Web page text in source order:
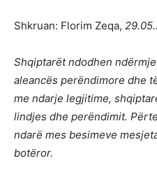
Shkruan: Florim Zeqa,
Shqiptarët ndodhen
aleancës perëndimore dhe
me ndarje legjitime,
lindjes dhe perëndimit.
ndarë mes besimeve
botëror.